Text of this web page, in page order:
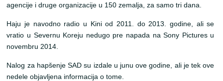
agencije i druge organizacije u 150 zemalja, za samo tri dana.
Haju je navodno radio u Kini od 2011. do 2013. godine, ali se
vratio u Severnu Koreju nedugo pre napada na Sony Pictures u
novembru 2014.
Nalog za hapšenje SAD su izdale u junu ove godine, ali je tek ove
nedele objavljena informacija o tome.